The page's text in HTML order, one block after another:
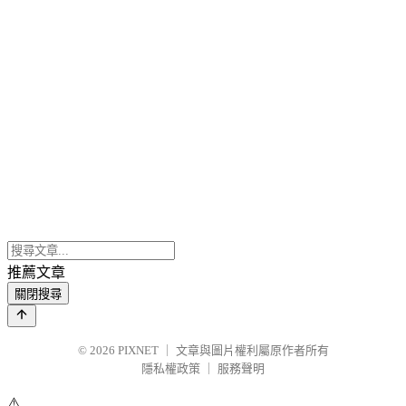
推薦文章
關閉搜尋
© 2026 PIXNET
文章與圖片權利屬原作者所有
隱私權政策
服務聲明
⚠️